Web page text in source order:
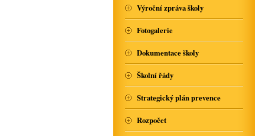
Výroční zpráva školy
Fotogalerie
Dokumentace školy
Školní řády
Strategický plán prevence
Rozpočet